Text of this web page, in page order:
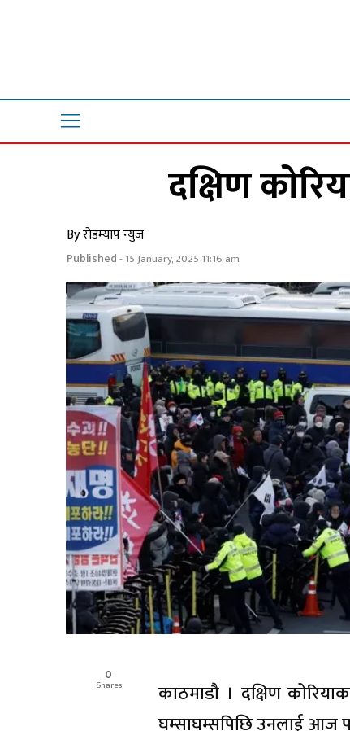
दक्षिण
By रोडम्याप न्युज
Published- 15 January, 2025 11:16 am
0
Shares
काठमाडौ । दक्षिण
घम्साघम्सपिछि उनलाई आज